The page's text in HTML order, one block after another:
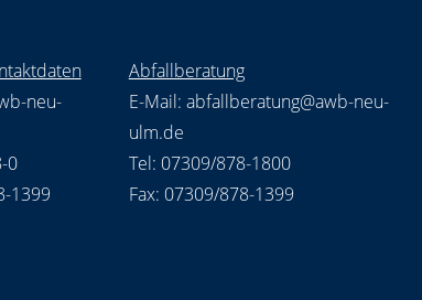
neu-
0
1399
Abfallberatung
E-Mail: abfallberatung@awb-neu-
ulm.de
Tel: 07309/878-1800
Fax: 07309/878-1399